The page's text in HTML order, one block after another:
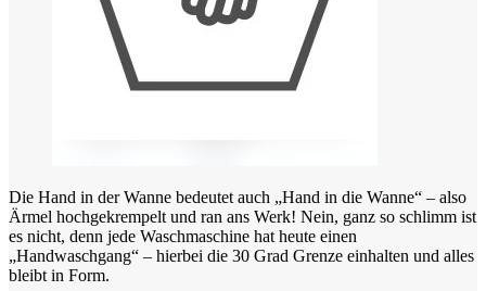
Die Hand in der Wanne bedeutet auch „Hand in die Wanne“ – also
Ärmel hochgekrempelt und ran ans Werk! Nein, ganz so schlimm ist
es nicht, denn jede Waschmaschine hat heute einen
„Handwaschgang“ – hierbei die 30 Grad Grenze einhalten und alles
bleibt in Form.